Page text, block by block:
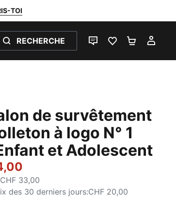
TOI
RECHERCHE
LIVE CHATFAVORIS 0PANIER 0
de survêtement
à logo N° 1
et Adolescent
CHF 33,00
des 30 derniers jours:CHF 20,00